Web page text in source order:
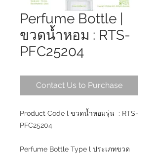
Perfume Bottle |
ขวดน้ำหอม : RTS-
PFC25204
Contact Us to Purchase
Product Code l ขวดน้ำหอมรุ่น : RTS-
PFC25204
Perfume Bottle Type l ประเภทขวด